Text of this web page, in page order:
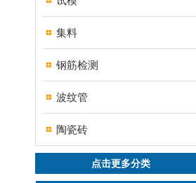
集料
钢筋检测
波纹管
陶瓷砖
点击更多分类